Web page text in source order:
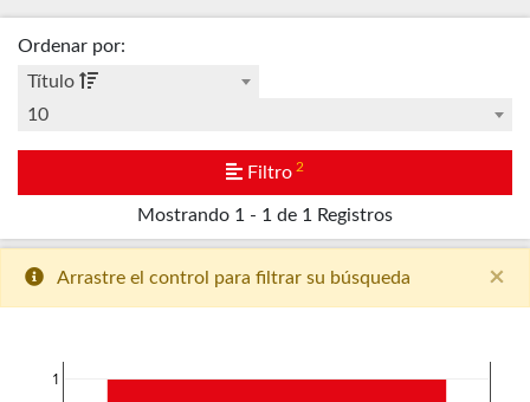
Mostrando 1 - 1 de 1 Registros
Ordenar por:
Título
10
Filtro 2
×
Arrastre el control para filtrar su búsqueda
1